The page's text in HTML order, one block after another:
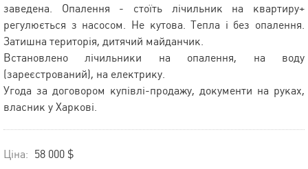
заведена. Опалення - стоїть лічильник на квартиру+
регулюється з насосом. Не кутова. Тепла і без опалення.
Затишна територія, дитячий майданчик.
Встановлено лічильники на опалення, на воду
(зареєстрований), на електрику.
Угода за договором купівлі-продажу, документи на руках,
власник у Харкові.
Ціна: 58 000 $